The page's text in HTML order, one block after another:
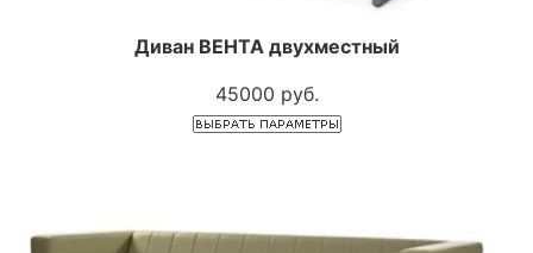
Диван ВЕНТА двухместный
45000 руб.